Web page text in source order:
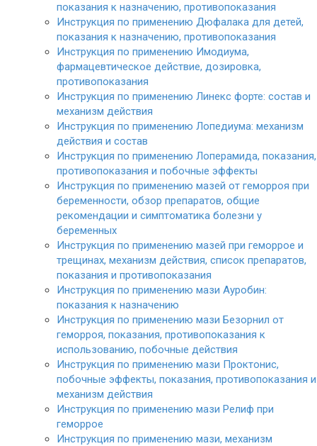
показания к назначению, противопоказания
Инструкция по применению Дюфалака для детей,
показания к назначению, противопоказания
Инструкция по применению Имодиума,
фармацевтическое действие, дозировка,
противопоказания
Инструкция по применению Линекс форте: состав и
механизм действия
Инструкция по применению Лопедиума: механизм
действия и состав
Инструкция по применению Лоперамида, показания,
противопоказания и побочные эффекты
Инструкция по применению мазей от геморроя при
беременности, обзор препаратов, общие
рекомендации и симптоматика болезни у
беременных
Инструкция по применению мазей при геморрое и
трещинах, механизм действия, список препаратов,
показания и противопоказания
Инструкция по применению мази Ауробин:
показания к назначению
Инструкция по применению мази Безорнил от
геморроя, показания, противопоказания к
использованию, побочные действия
Инструкция по применению мази Проктонис,
побочные эффекты, показания, противопоказания и
механизм действия
Инструкция по применению мази Релиф при
геморрое
Инструкция по применению мази, механизм